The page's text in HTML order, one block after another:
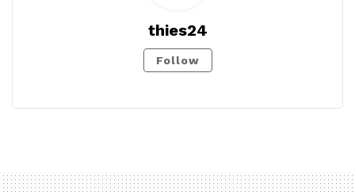
thies24
Follow